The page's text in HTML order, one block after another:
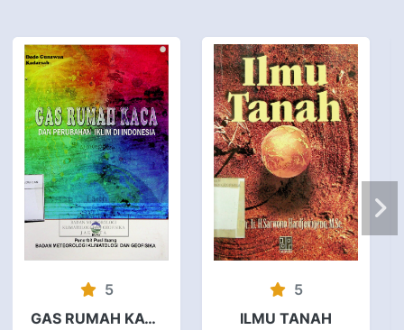
5
GAS RUMAH KACA DAN PERUBAHAN IKLIM DI INDONESIA
5
ILMU TANAH